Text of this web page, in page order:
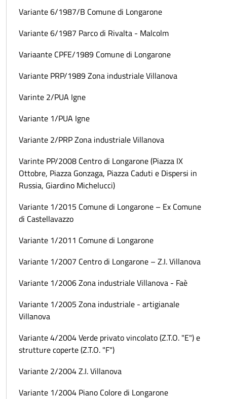
Variante 6/1987/B Comune di Longarone
Variante 6/1987 Parco di Rivalta - Malcolm
Variaante CPFE/1989 Comune di Longarone
Variante PRP/1989 Zona industriale Villanova
Varinte 2/PUA Igne
Variante 1/PUA Igne
Variante 2/PRP Zona industriale Villanova
Varinte PP/2008 Centro di Longarone (Piazza IX
Ottobre, Piazza Gonzaga, Piazza Caduti e Dispersi in
Russia, Giardino Michelucci)
Variante 1/2015 Comune di Longarone – Ex Comune
di Castellavazzo
Variante 1/2011 Comune di Longarone
Variante 1/2007 Centro di Longarone – Z.I. Villanova
Variante 1/2006 Zona industriale Villanova - Faè
Variante 1/2005 Zona industriale - artigianale
Villanova
Variante 4/2004 Verde privato vincolato (Z.T.O. "E") e
strutture coperte (Z.T.O. "F")
Variante 2/2004 Z.I. Villanova
Variante 1/2004 Piano Colore di Longarone